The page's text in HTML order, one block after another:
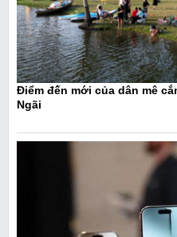
Điểm đến mới của dân mê
Ngãi